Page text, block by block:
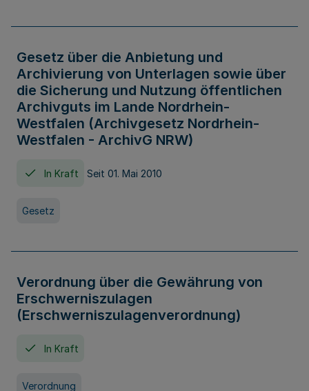
Gesetz über die Anbietung und
Archivierung von Unterlagen sowie über
die Sicherung und Nutzung öffentlichen
Archivguts im Lande Nordrhein-
Westfalen (Archivgesetz Nordrhein-
Westfalen - ArchivG NRW)
In Kraft Seit 01. Mai 2010
Gesetz
Verordnung über die Gewährung von
Erschwerniszulagen
(Erschwerniszulagenverordnung)
In Kraft
Verordnung